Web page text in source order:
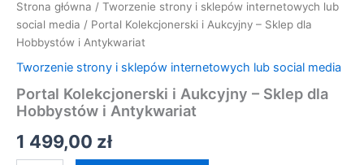
Strona główna / Tworzenie strony i sklepów internetowych lub
social media / Portal Kolekcjonerski i Aukcyjny – Sklep dla
Hobbystów i Antykwariat
Tworzenie strony i sklepów internetowych lub social media
Portal Kolekcjonerski i Aukcyjny – Sklep dla
Hobbystów i Antykwariat
1 499,00 zł